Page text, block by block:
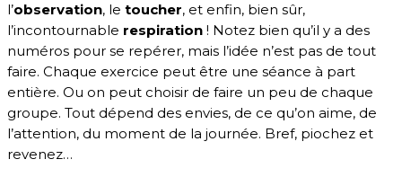
l’observation, le toucher, et enfin, bien sûr,
l’incontournable respiration ! Notez bien qu’il y a des
numéros pour se repérer, mais l’idée n’est pas de tout
faire. Chaque exercice peut être une séance à part
entière. Ou on peut choisir de faire un peu de chaque
groupe. Tout dépend des envies, de ce qu’on aime, de
l’attention, du moment de la journée. Bref, piochez et
revenez…